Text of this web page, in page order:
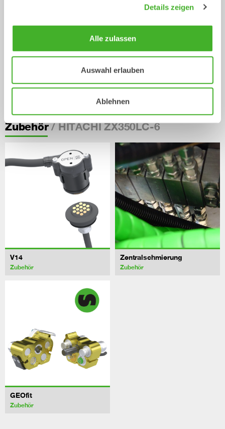
Details zeigen
Alle zulassen
Auswahl erlauben
Ablehnen
mechanische Wechsler
Schnellwechsler 4-70Tonnen
Zubehör/ HITACHI ZX350LC-6
V14
Zubehör
Zentralschmierung
Zubehör
GEOfit
Zubehör